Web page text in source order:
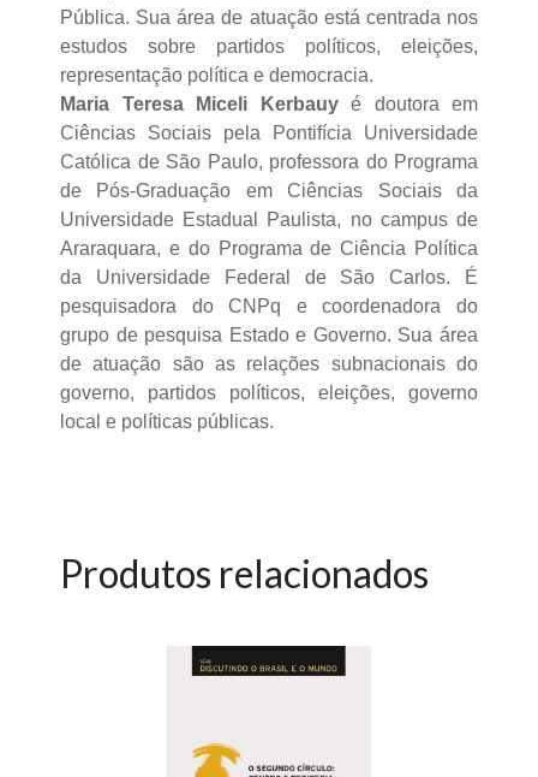
Pública. Sua área de atuação está centrada nos
estudos sobre partidos políticos, eleições,
representação política e democracia.
Maria Teresa Miceli Kerbauyé doutora em
Ciências Sociais pela Pontifícia Universidade
Católica de São Paulo, professora do Programa
de Pós-Graduação em Ciências Sociais da
Universidade Estadual Paulista, no campus de
Araraquara, e do Programa de Ciência Política
da Universidade Federal de São Carlos. É
pesquisadora do CNPq e coordenadora do
grupo de pesquisa Estado e Governo. Sua área
de atuação são as relações subnacionais do
governo, partidos políticos, eleições, governo
local e políticas públicas.
Produtos relacionados